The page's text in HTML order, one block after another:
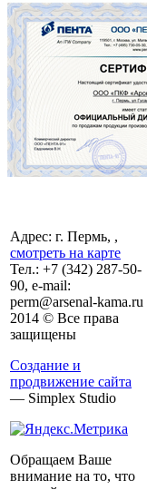
Адрес: г. Пермь, ,
смотреть на карте
Тел.: +7 (342) 287-50-
90, e-mail:
perm@arsenal-kama.ru
2014 © Все права
защищены
Создание и
продвижение сайта
— Simplex Studio
Обращаем Ваше
внимание на то, что